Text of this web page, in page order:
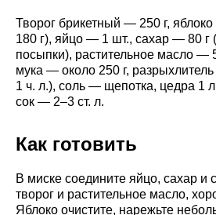
Творог брикетный — 250 г,
180 г), яйцо — 1 шт., сахар — 80 г
посыпки), растительное масло —
мука — около 250 г,
1 ч. л.), соль — щепотка, цедра 1
сок — 2–3 ст. л.
Как готовить
В миске соедините яйцо, сахар и
творог и растительное масло,
Яблоко очистите, нарежьте